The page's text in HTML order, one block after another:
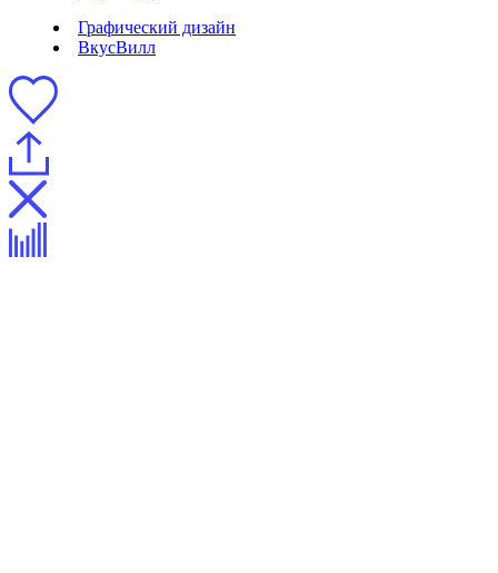
Графический дизайн
ВкусВилл